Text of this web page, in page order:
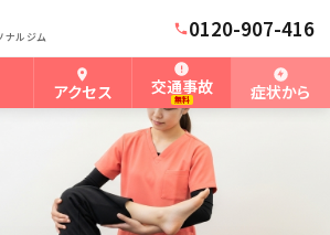
ナルジム 0120-907-416
アクセス 交通事故
無料 症状から